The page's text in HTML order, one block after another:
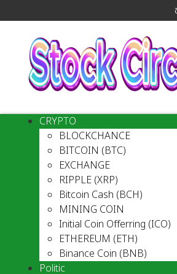
CRYPTO
BLOCKCHANCE
BITCOIN (BTC)
EXCHANGE
RIPPLE (XRP)
Bitcoin Cash (BCH)
MINING COIN
Initial Coin Offerring (ICO)
ETHEREUM (ETH)
Binance Coin (BNB)
Politic